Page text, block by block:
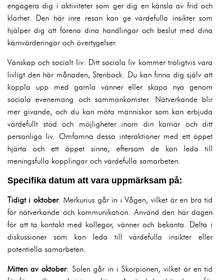
engagera dig i aktiviteter som ger dig en känsla av frid och
klarhet. Den här inre resan kan ge värdefulla insikter som
hjälper dig att förena dina handlingar och beslut med dina
kärnvärderingar och övertygelser.
Vänskap och socialt liv: Ditt sociala liv kommer troligtvis vara
livligt den här månaden, Stenbock. Du kan finna dig själv att
koppla upp med gamla vänner eller skapa nya genom
sociala evenemang och sammankomster. Nätverkande blir
mer givande, och du kan möta människor som kan erbjuda
värdefullt stöd och möjligheter inom din karriär och ditt
personliga liv. Omfamna dessa interaktioner med ett öppet
hjärta och ett öppet sinne, eftersom de kan leda till
meningsfulla kopplingar och värdefulla samarbeten.
Specifika datum att vara uppmärksam på:
Tidigt i oktober: Merkurius går in i Vågen, vilket är en bra tid
för nätverkande och kommunikation. Använd den här dagen
för att ta kontakt med kollegor, vänner och bekanta. Delta i
diskussioner som kan leda till värdefulla insikter eller
potentiella samarbeten.
Mitten av oktober: Solen går in i Skorpionen, vilket är en tid